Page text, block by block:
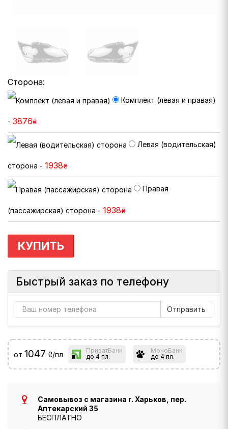
Сторона:
Комплект (левая и правая)
- 3876₴
Левая (водительская)
сторона - 1938₴
Правая
(пассажирская) сторона - 1938₴
КУПИТЬ
Быстрый заказ по телефону
от 1047 ₴/пл
ПриватБанк
до 4 пл.
МоноБанк
до 4 пл.
Самовывоз с магазина г. Харьков, пер.
Аптекарский 35
БЕСПЛАТНО